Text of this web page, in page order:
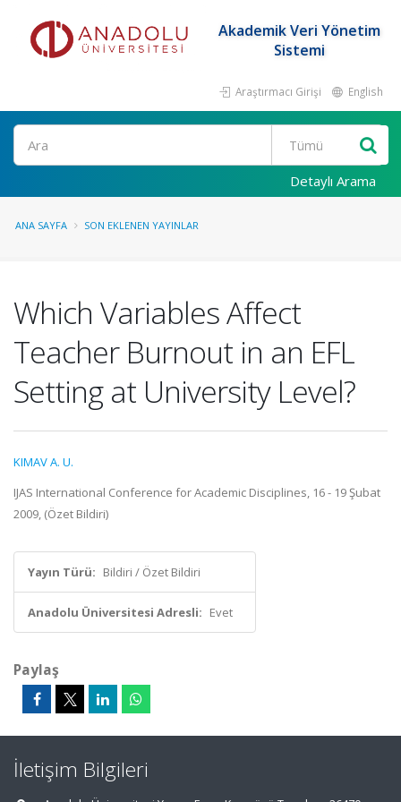
Akademik Veri Yönetim
Sistemi
Araştırmacı Girişi English
Ara
Detaylı Arama
ANA SAYFA SON EKLENEN YAYINLAR
Which Variables Affect
Teacher Burnout in an EFL
Setting at University Level?
KIMAV A. U.
IJAS International Conference for Academic Disciplines, 16 - 19 Şubat
2009, (Özet Bildiri)
Yayın Türü: Bildiri / Özet Bildiri
Anadolu Üniversitesi Adresli: Evet
Paylaş
İletişim Bilgileri